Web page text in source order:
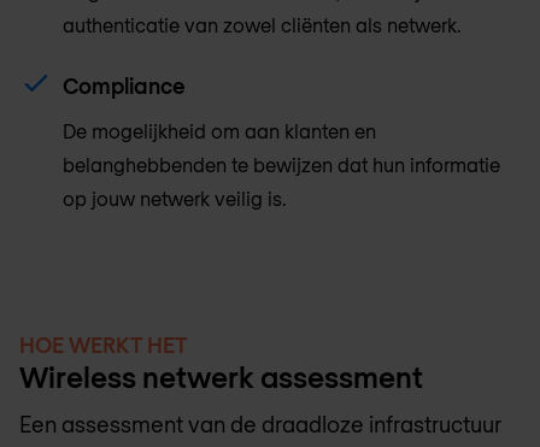
authenticatie van zowel cliënten als netwerk.
Compliance
De mogelijkheid om aan klanten en
belanghebbenden te bewijzen dat hun informatie
op jouw netwerk veilig is.
HOE WERKT HET
Wireless netwerk assessment
Een assessment van de draadloze infrastructuur